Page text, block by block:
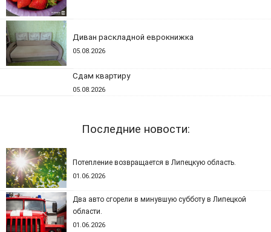
Диван раскладной еврокнижка
05.08.2026
Сдам квартиру
05.08.2026
Последние новости:
Потепление возвращается в Липецкую область.
01.06.2026
Два авто сгорели в минувшую субботу в Липецкой
области.
01.06.2026